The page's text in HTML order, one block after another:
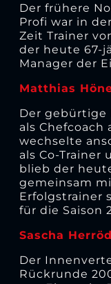
Der frühere
Profi war in
Zeit Trainer
der heute 67-
Manager der
Matthias
Der gebürtige
als Chefcoach
wechselte
als Co-Trainer
blieb der
gemeinsam
Erfolgstrainer
für die Saison
Sascha
Der
Rückrunde